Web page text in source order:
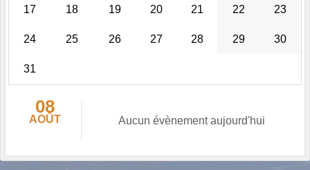
17 18 19 20 21 22 23
24 25 26 27 28 29 30
31
08
AOÛT Aucun évènement aujourd'hui